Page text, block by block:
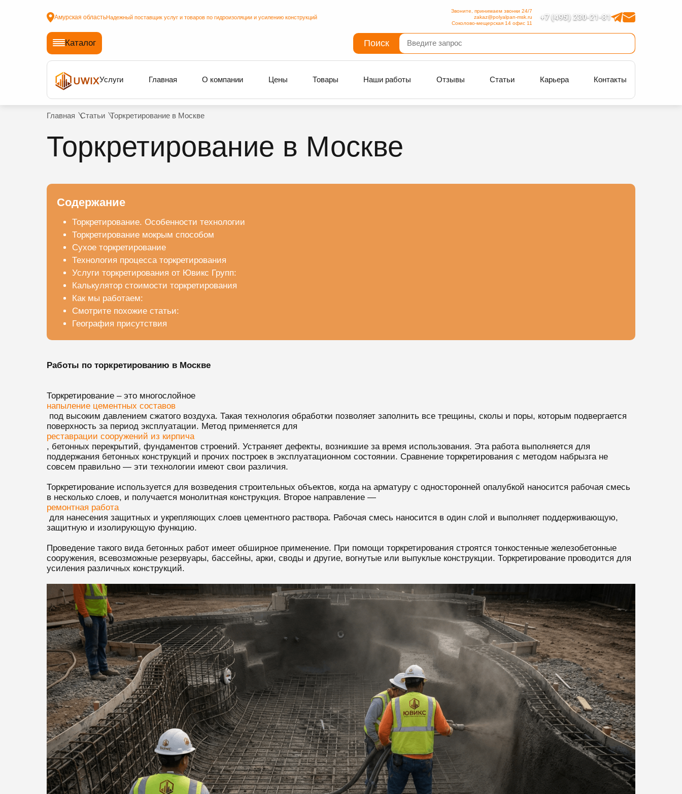
Амурская областьНадежный поставщик услуг и товаров по гидроизоляции и усилению конструкций +7 (495) 230-21-81
Звоните, принимаем звонки 24/7
zakaz@polyalpan-msk.ru
Соколово-мещерская 14 офис 11
Каталог Поиск
Услуги Главная О компании Цены Товары Наши работы Отзывы Статьи Карьера Контакты
Главная Статьи Торкретирование в Москве
Торкретирование в Москве
Содержание
Торкретирование. Особенности технологии
Торкретирование мокрым способом
Сухое торкретирование
Технология процесса торкретирования
Услуги торкретирования от Ювикс Групп:
Калькулятор стоимости торкретирования
Как мы работаем:
Смотрите похожие статьи:
География присутствия
Работы по торкретированию в Москве
Торкретирование – это многослойное
напыление цементных составов
под высоким давлением сжатого воздуха. Такая технология обработки позволяет заполнить все трещины, сколы и поры, которым подвергается
поверхность за период эксплуатации. Метод применяется для
реставрации сооружений из кирпича
, бетонных перекрытий, фундаментов строений. Устраняет дефекты, возникшие за время использования. Эта работа выполняется для
поддержания бетонных конструкций и прочих построек в эксплуатационном состоянии. Сравнение торкретирования с методом набрызга не
совсем правильно — эти технологии имеют свои различия.
Торкретирование используется для возведения строительных объектов, когда на арматуру с односторонней опалубкой наносится рабочая смесь
в несколько слоев, и получается монолитная конструкция. Второе направление —
ремонтная работа
для нанесения защитных и укрепляющих слоев цементного раствора. Рабочая смесь наносится в один слой и выполняет поддерживающую,
защитную и изолирующую функцию.
Проведение такого вида бетонных работ имеет обширное применение. При помощи торкретирования строятся тонкостенные железобетонные
сооружения, всевозможные резервуары, бассейны, арки, своды и другие, вогнутые или выпуклые конструкции. Торкретирование проводится для
усиления различных конструкций.